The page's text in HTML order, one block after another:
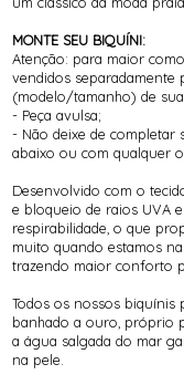
MONTE SEU BIQUÍNI:
Atenção: para maior
vendidos
(modelo/tamanho) de
- Peça avulsa;
- Não deixe de completar
abaixo ou com qualquer
Desenvolvido com o
e bloqueio de raios UVA
respirabilidade, o que
muito quando estamos
trazendo maior conforto
Todos os nossos biquínis
banhado a ouro, próprio
a água salgada do mar
na pele.